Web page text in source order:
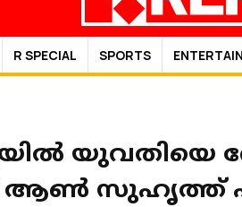
R SPECIAL SPORTS
യുവതിയെ
; ആൺ സുഹൃത്ത്